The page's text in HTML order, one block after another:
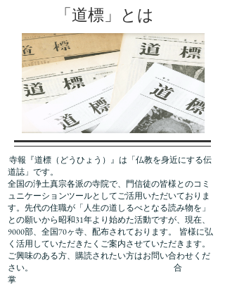
「道標」とは
寺報『道標（どうひょう）』は「仏教を身近にする伝
道誌」です。
全国の浄土真宗各派の寺院で、門信徒の皆様とのコミ
ュニケーションツールとしてご活用いただいておりま
す。先代の住職が「人生の道しるべとなる読み物を」
との願いから昭和31年より始めた活動ですが、現在、
9000部、全国70ヶ寺、配布されております。 皆様に弘
く活用していただきたくご案内させていただきます。
ご興味のある方、購読されたい方はお問い合わせくだ
さい。 合
掌